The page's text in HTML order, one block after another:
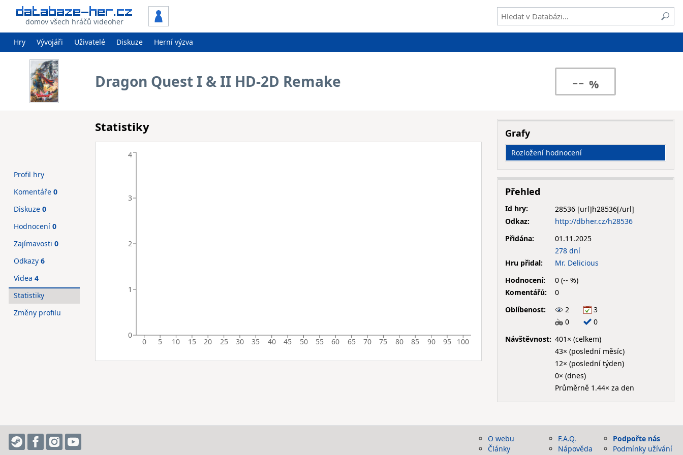
domov všech hráčů videoher
Hry Vývojáři Uživatelé Diskuze Herní výzva
Dragon Quest I & II HD-2D Remake --
Statistiky
0 5 10 15 20 25 30 35 40 45 50 55 60 65 70 75 80 85 90 95 100
0
1
2
3
4
Profil hry
Komentáře 0
Diskuze 0
Hodnocení 0
Zajímavosti 0
Odkazy 6
Videa 4
Statistiky
Změny profilu
Grafy
Rozložení hodnocení
Přehled
Id hry:
28536
Odkaz:
http://dbher.cz/h28536
Přidána:
01.11.2025
278 dní
Hru přidal:
Mr. Delicious
Hodnocení:
0 (-- %)
Komentářů:
0
Oblíbenost:
2
3
0
0
Návštěvnost: 401× (celkem)
43× (poslední měsíc)
12× (poslední týden)
0× (dnes)
Průměrně 1.44× za den
O webu
Články
F.A.Q.
Nápověda
Podpořte nás
Podmínky užívání